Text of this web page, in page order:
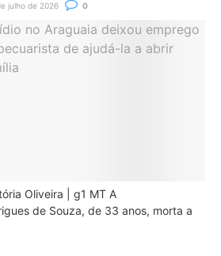
julho de 2026 0
Oliveira | g1 MT A
de Souza, de 33 anos, morta a